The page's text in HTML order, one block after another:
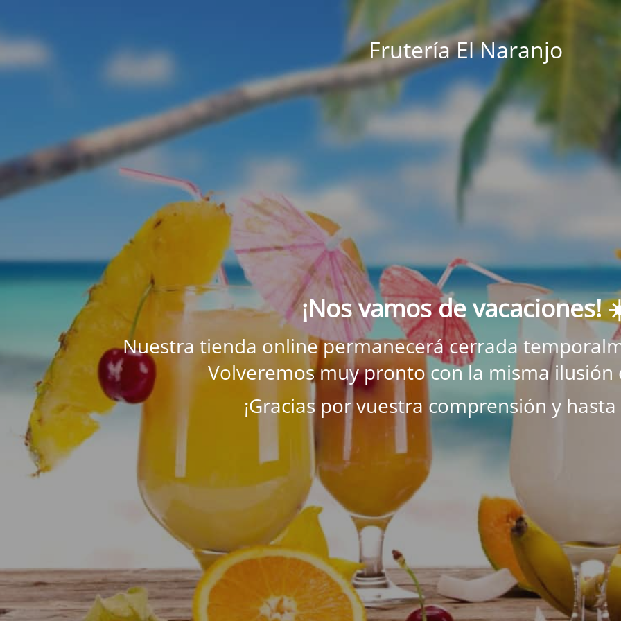
Frutería El Naranjo
¡Nos vamos de vacaciones!
Nuestra tienda online permanecerá cerrada
Volveremos muy pronto con la misma ilusión
¡Gracias por vuestra comprensión y